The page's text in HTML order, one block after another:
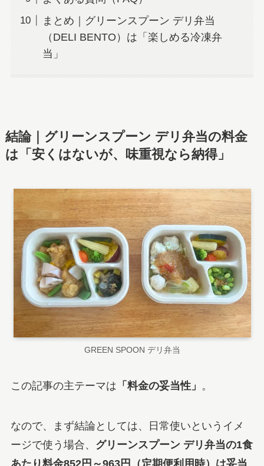
まとめ｜グリーンスプーン デリ弁当
（DELI BENTO）は「楽しめる冷凍弁
当」
結論｜グリーンスプーン デリ弁当の料金
は「安くはないが、味重視なら納得」
GREEN SPOON デリ弁当
この記事の主テーマは 「料金の妥当性」 。
なので、まず結論としては、日常使いというイメ
ージで使う場合、 グリーンスプーン デリ弁当の1食